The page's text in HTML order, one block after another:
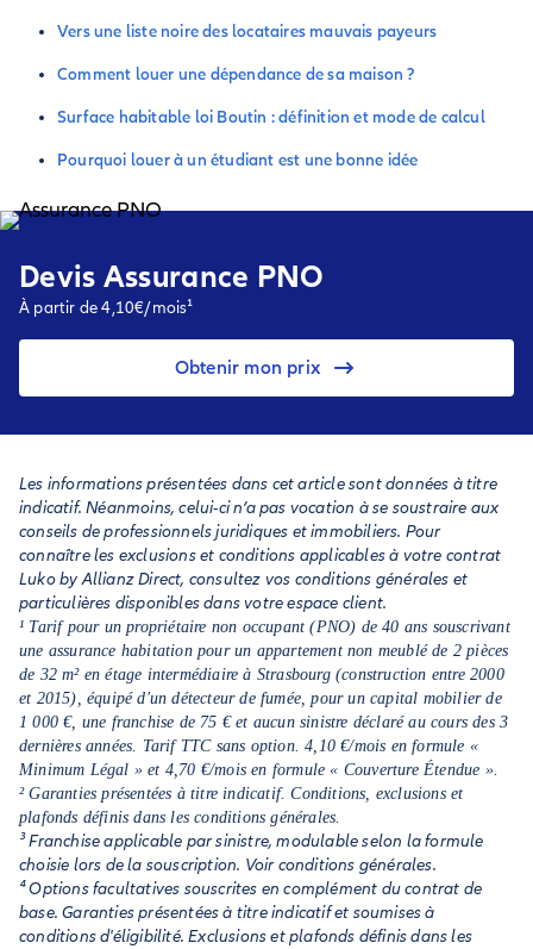
Vers une liste noire des locataires mauvais payeurs
Comment louer une dépendance de sa maison ?
Surface habitable loi Boutin : définition et mode de calcul
Pourquoi louer à un étudiant est une bonne idée
Devis Assurance PNO
À partir de 4,10€/mois¹
Obtenir mon prix
Les informations présentées dans cet article sont données à titre
indicatif. Néanmoins, celui-ci n’a pas vocation à se soustraire aux
conseils de professionnels juridiques et immobiliers. Pour
connaître les exclusions et conditions applicables à votre contrat
Luko by Allianz Direct, consultez vos conditions générales et
particulières disponibles dans votre espace client.
¹ Tarif pour un propriétaire non occupant (PNO) de 40 ans souscrivant
une assurance habitation pour un appartement non meublé de 2 pièces
de 32 m² en étage intermédiaire à Strasbourg (construction entre 2000
et 2015), équipé d'un détecteur de fumée, pour un capital mobilier de
1 000 €, une franchise de 75 € et aucun sinistre déclaré au cours des 3
dernières années. Tarif TTC sans option. 4,10 €/mois en formule «
Minimum Légal » et 4,70 €/mois en formule « Couverture Étendue ».
² Garanties présentées à titre indicatif. Conditions, exclusions et
plafonds définis dans les conditions générales.
³ Franchise applicable par sinistre, modulable selon la formule
choisie lors de la souscription. Voir conditions générales.
⁴ Options facultatives souscrites en complément du contrat de
base. Garanties présentées à titre indicatif et soumises à
conditions d'éligibilité. Exclusions et plafonds définis dans les